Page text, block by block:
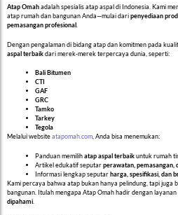
Atap Omahadalah spesialis atap aspal di Indonesia. Kami
atap rumah dan bangunan Anda—mulai daripenyediaan
pemasangan profesional.
Dengan pengalaman di bidang atap dan komitmen pada
aspal terbaikdari merek-merek terpercaya dunia, seperti:
Bali Bitumen
CTI
GAF
GRC
Tamko
Tarkey
Tegola
Melalui websiteatapomah.com , Anda bisa menemukan:
Panduan memilihatap aspal terbaikuntuk rumah
Artikel edukatif seputarperawatan, pemasangan,
Informasi lengkap seputarharga, spesifikasi, dan
Kami percaya bahwa atap bukan hanya pelindung, tapi juga
bangunan. Itulah mengapa Atap Omah hadir dengan
dipahami